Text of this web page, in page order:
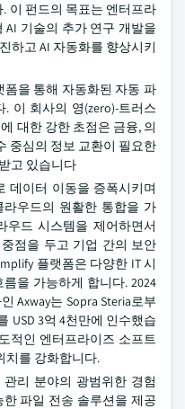
이 펀드의 목표는 엔터프라
기술의 추가 연구 개발을
하고 AI 자동화를 향상시키
폼을 통해 자동화된 자동 파
이 회사의 영(zero)-트러스
대한 강한 초점은 금융, 의
중심의 정보 교환이 필요한
고 있습니다
데이터 이동을 증폭시키며
우드의 원활한 통합을 가
우드 시스템을 제어하면서
점을 두고 기업 간의 보안
플랫폼은 다양한 IT 시
을 가능하게 합니다. 2024
Axway는 Sopra Steria로부
USD 3억 4천만에 인수했습
적인 엔터프라이즈 소프트
치를 강화합니다.
리 분야의 광범위한 경험
파일 전송 솔루션을 제공